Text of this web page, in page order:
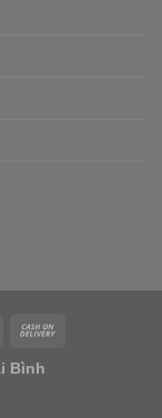
Bình